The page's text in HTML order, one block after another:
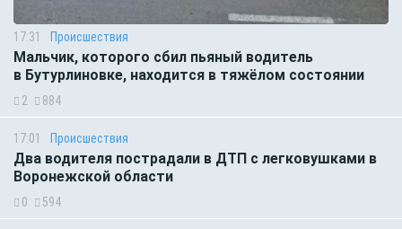
17:31 Происшествия
Мальчик, которого сбил пьяный водитель
в Бутурлиновке, находится в тяжёлом состоянии
2 884
17:01 Происшествия
Два водителя пострадали в ДТП с легковушками в
Воронежской области
0 594